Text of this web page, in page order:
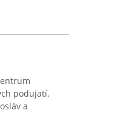
podujatí.
a